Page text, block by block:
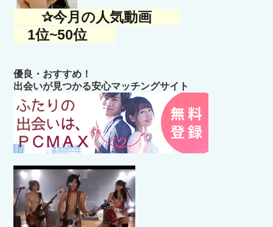
✰今月の人気動画
1位~50位
優良・おすすめ！
出会いが見つかる安心マッチングサイト